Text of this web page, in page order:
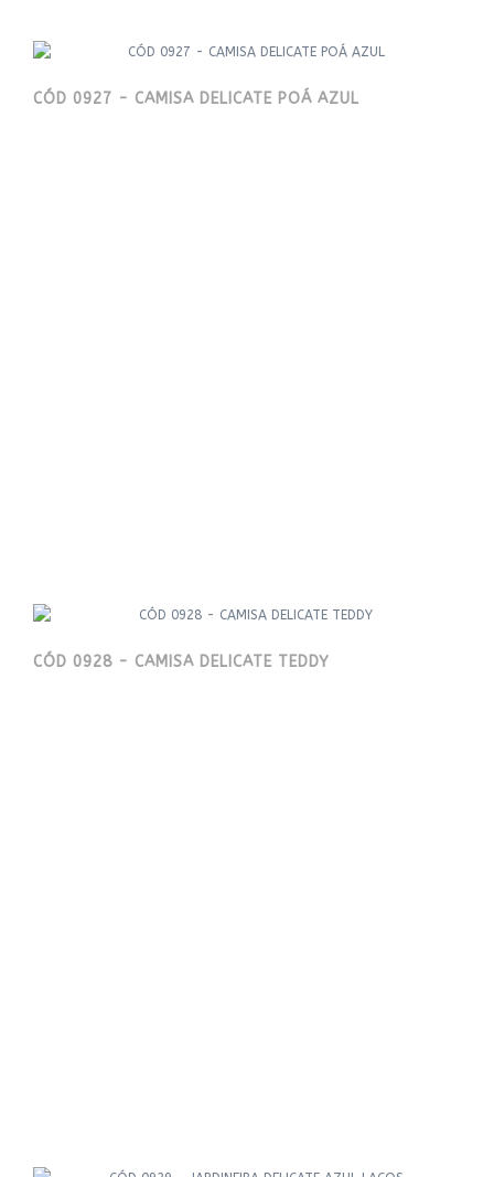
CÓD 0927 - CAMISA DELICATE POÁ AZUL
CÓD 0928 - CAMISA DELICATE TEDDY